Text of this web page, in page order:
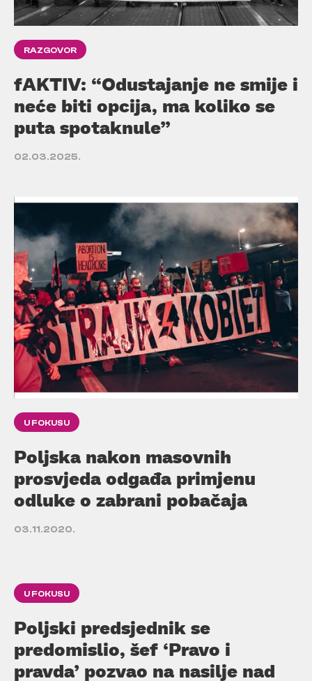
RAZGOVOR
fAKTIV: “Odustajanje ne smije i
neće biti opcija, ma koliko se
puta spotaknule”
02.03.2025.
U FOKUSU
Poljska nakon masovnih
prosvjeda odgađa primjenu
odluke o zabrani pobačaja
03.11.2020.
U FOKUSU
Poljski predsjednik se
predomislio, šef ‘Pravo i
pravda’ pozvao na nasilje nad